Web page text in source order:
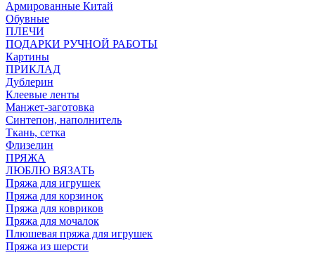
Армированные Китай
Обувные
ПЛЕЧИ
ПОДАРКИ РУЧНОЙ РАБОТЫ
Картины
ПРИКЛАД
Дублерин
Клеевые ленты
Манжет-заготовка
Синтепон, наполнитель
Ткань, сетка
Флизелин
ПРЯЖА
ЛЮБЛЮ ВЯЗАТЬ
Пряжа для игрушек
Пряжа для корзинок
Пряжа для ковриков
Пряжа для мочалок
Плюшевая пряжа для игрушек
Пряжа из шерсти